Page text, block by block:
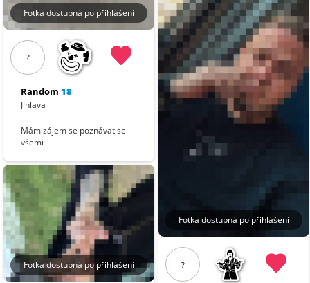
Fotka dostupná po přihlášení
?
Random 18
Jihlava
Mám zájem se poznávat se
všemi
Fotka dostupná po přihlášení
Fotka dostupná po přihlášení
?